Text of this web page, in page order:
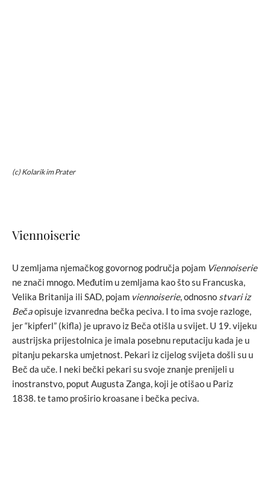
(c) Kolarik im Prater
Viennoiserie
U zemljama njemačkog govornog područja pojam Viennoiserie
ne znači mnogo. Međutim u zemljama kao što su Francuska,
Velika Britanija ili SAD, pojam viennoiserie, odnosno stvari iz
Bečaopisuje izvanredna bečka peciva. I to ima svoje razloge,
jer “kipferl” (kifla) je upravo iz Beča otišla u svijet. U 19. vijeku
austrijska prijestolnica je imala posebnu reputaciju kada je u
pitanju pekarska umjetnost. Pekari iz cijelog svijeta došli su u
Beč da uče. I neki bečki pekari su svoje znanje prenijeli u
inostranstvo, poput Augusta Zanga, koji je otišao u Pariz
1838. te tamo proširio kroasane i bečka peciva.